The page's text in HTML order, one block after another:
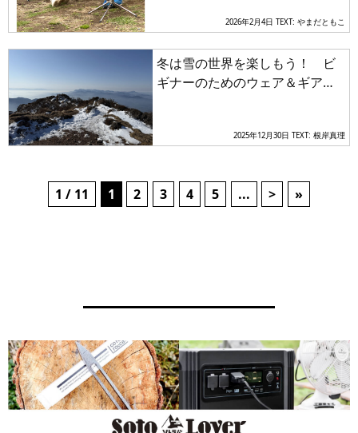
2026年2月4日 TEXT: やまだともこ
冬は雪の世界を楽しもう！ ビ
ギナーのためのウェア＆ギアの
2025年12月30日 TEXT: 根岸真理
1 / 11 1 2 3 4 5 ... > »